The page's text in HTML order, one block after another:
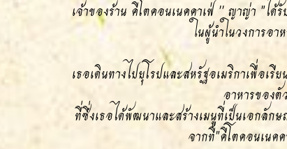
เจ้าของร้าน คีโตคอนเนคคาเฟ่ '' ญาญ่า "ได้
ในผู้นำในวงการอา
เธอเดินทางไปยุโรปและสหรัฐอเมริกาเพื่อเ
อาหารของตั
ที่ซึ่งเธอได้พัฒนาและสร้างเมนูที่เป็นเอกลัก
จากที่"คีโตคอนเนค